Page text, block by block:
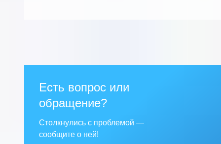
Есть вопрос или
обращение?
Столкнулись с проблемой —
сообщите о ней!